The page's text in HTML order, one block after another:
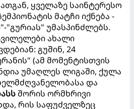
ყველაზე საინტერესო
მატჩი იქნება -
"გურიას" უმასპინძლებს.
ახალი
გუშინ, 24
(ამ მომენტისთვის
უმაღლეს ლიგაში, ქულა
და
შორის ორმხრივი
რის საფუძველზეც